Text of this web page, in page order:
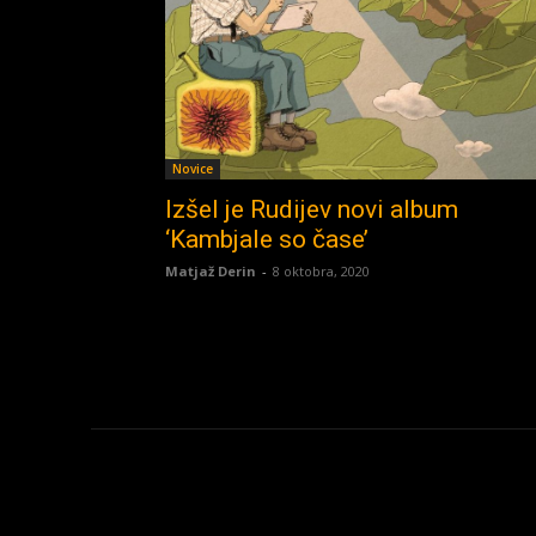
Novice
Izšel je Rudijev novi album
‘Kambjale so čase’
Matjaž Derin - 8 oktobra, 2020